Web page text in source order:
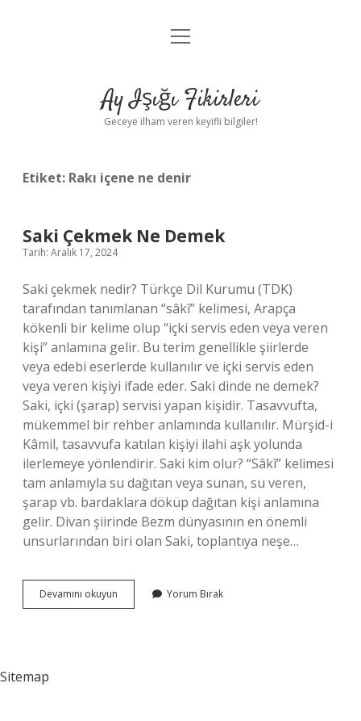
Anasayfa
Yasal Uyarı
menüyü
Ay Işığı Fikirleri
Geceye ilham veren keyifli bilgiler!
Etiket: Rakı içene ne denir
Saki Çekmek Ne Demek
Tarih: Aralık 17, 2024
Saki çekmek nedir? Türkçe Dil Kurumu (TDK)
tarafından tanımlanan “sâkî” kelimesi, Arapça
kökenli bir kelime olup “içki servis eden veya veren
kişi” anlamına gelir. Bu terim genellikle şiirlerde
veya edebi eserlerde kullanılır ve içki servis eden
veya veren kişiyi ifade eder. Saki dinde ne demek?
Saki, içki (şarap) servisi yapan kişidir. Tasavvufta,
mükemmel bir rehber anlamında kullanılır. Mürşid-i
Kâmil, tasavvufa katılan kişiyi ilahi aşk yolunda
ilerlemeye yönlendirir. Saki kim olur? “Sâkî” kelimesi
tam anlamıyla su dağıtan veya sunan, su veren,
şarap vb. bardaklara döküp dağıtan kişi anlamına
gelir. Divan şiirinde Bezm dünyasının en önemli
unsurlarından biri olan Saki, toplantıya neşe…
Devamını okuyun
Çekmek
Yorum Bırak
Sitemap